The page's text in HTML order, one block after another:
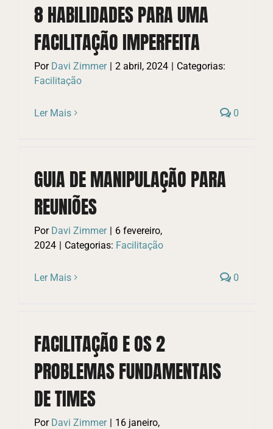
8 HABILIDADES PARA UMA
FACILITAÇÃO IMPERFEITA
Por Davi Zimmer | 2 abril, 2024 | Categorias:
Facilitação
Ler Mais 0
GUIA DE MANIPULAÇÃO PARA
REUNIÕES
Por Davi Zimmer | 6 fevereiro,
2024 | Categorias: Facilitação
Ler Mais 0
FACILITAÇÃO E OS 2
PROBLEMAS FUNDAMENTAIS
DE TIMES
Por Davi Zimmer | 16 janeiro,